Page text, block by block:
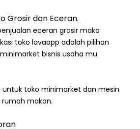
Grosir dan Eceran.
eceran grosir maka
toko lavaapp adalah pilihan
bisnis usaha mu.
untuk toko minimarket dan mesin
makan.